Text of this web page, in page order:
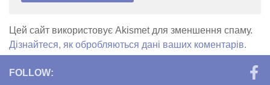
Цей сайт використовує Akismet для зменшення спаму.
Дізнайтеся, як обробляються дані ваших коментарів.
FOLLOW: